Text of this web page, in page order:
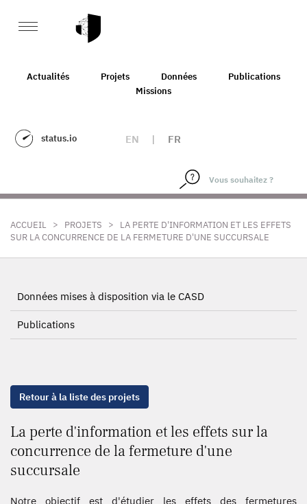
Actualités Projets Données
Publications
Missions
status.io EN | FR
ACCUEIL > PROJETS >
LA PERTE D'INFORMATION ET LES EFFETS
SUR LA CONCURRENCE DE LA FERMETURE D'UNE SUCCURSALE
Données mises à disposition via le CASD
Publications
Retour à la liste des projets
La perte d'information et les effets sur la
concurrence de la fermeture d'une
succursale
Notre objectif est d'étudier les effets des fermetures